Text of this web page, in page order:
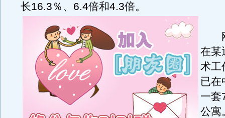
长16.3％、6.4倍和4.3倍。
刚
在某
术工
已在
一套
公寓